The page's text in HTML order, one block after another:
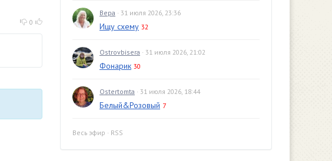
0
Вера · 31 июля 2026, 23:36
Ищу схему 32
Ostrovbisera · 31 июля 2026, 21:02
Фонарик 30
Ostertomta · 31 июля 2026, 18:44
Белый&Розовый 7
Весь эфир · RSS